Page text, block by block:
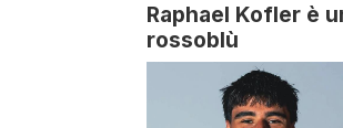
Raphael Kofler è
rossoblù